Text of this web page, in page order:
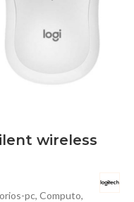
wireless
pc, Computo,